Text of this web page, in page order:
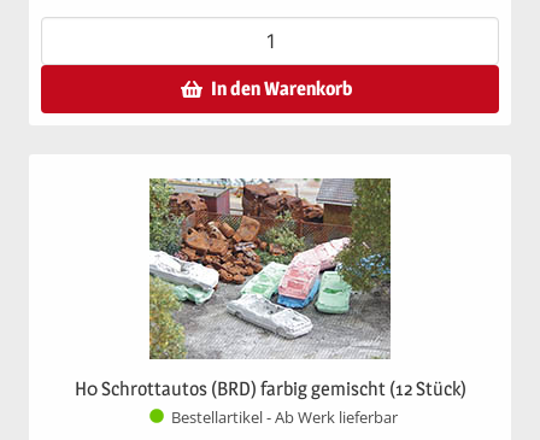
In den Warenkorb
H0 Schrottautos (BRD) farbig gemischt (12 Stück)
Bestellartikel - Ab Werk lieferbar